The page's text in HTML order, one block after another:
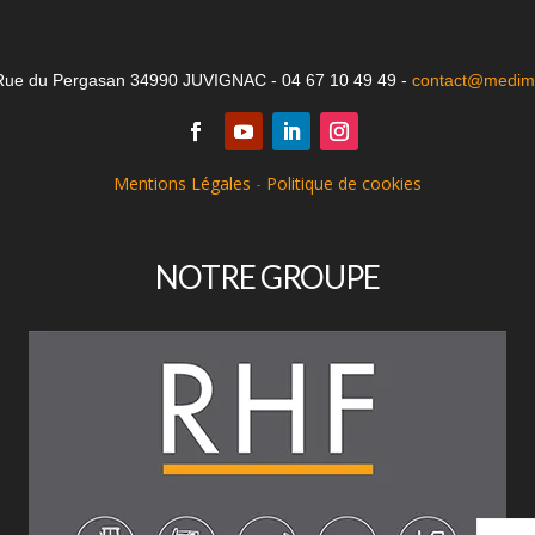
du Pergasan 34990 JUVIGNAC - 04 67 10 49 49 -
Mentions Légales - Politique de cookies
NOTRE GROUPE